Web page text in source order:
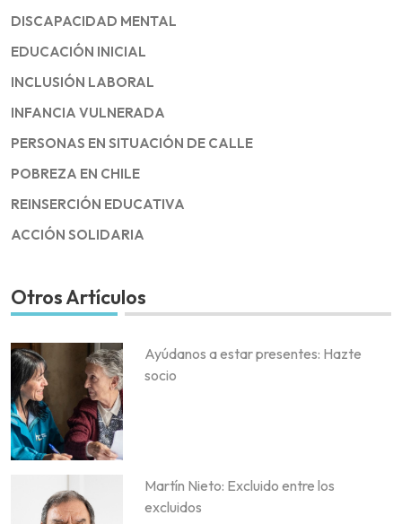
DISCAPACIDAD MENTAL
EDUCACIÓN INICIAL
INCLUSIÓN LABORAL
INFANCIA VULNERADA
PERSONAS EN SITUACIÓN DE CALLE
POBREZA EN CHILE
REINSERCIÓN EDUCATIVA
ACCIÓN SOLIDARIA
Otros Artículos
Ayúdanos a estar presentes: Hazte
socio
Martín Nieto: Excluido entre los
excluidos